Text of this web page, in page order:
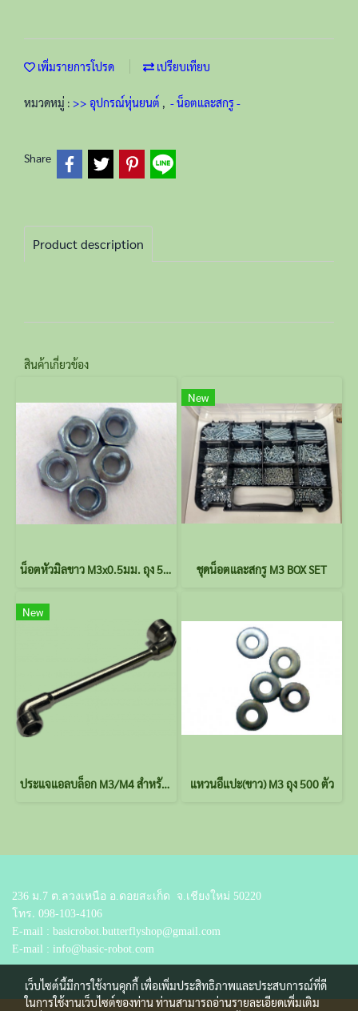
เพิ่มรายการโปรด เปรียบเทียบ
หมวดหมู่ : >> อุปกรณ์หุ่นยนต์ , - น็อตและสกรู -
Share
Product description
สินค้าเกี่ยวข้อง
น็อตหัวมิลขาว M3x0.5มม. ถุง 50 ตัว
New
ชุดน็อตและสกรู M3 BOX SET
New
ประแจแอลบล็อก M3/M4 สำหรับขันน็อต 6 เหลี่ยม ขนาด 5.5mm / 7mm. แหวนอีแปะ(ขาว) M3 ถุง 500 ตัว
236 ม.7 ต.ลวงเหนือ อ.ดอยสะเก็ด จ.เชียงใหม่ 50220
โทร. 098-103-4106
E-mail : basicrobot.butterflyshop@gmail.com
E-mail : info@basic-robot.com
เว็บไซต์นี้มีการใช้งานคุกกี้ เพื่อเพิ่มประสิทธิภาพและประสบการณ์ที่ดี
ในการใช้งานเว็บไซต์ของท่าน ท่านสามารถอ่านรายละเอียดเพิ่มเติม